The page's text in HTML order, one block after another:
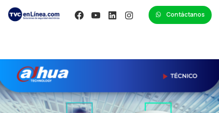
Contáctanos